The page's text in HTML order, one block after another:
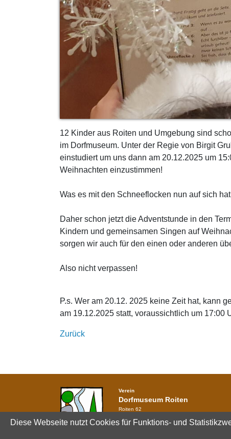
12 Kinder aus Roiten und Umgebung sind
im Dorfmuseum. Unter der Regie von Birgit
einstudiert um uns dann am 20.12.2025 um
Weihnachten einzustimmen!
Was es mit den Schneeflocken nun auf sich
Daher schon jetzt die Adventstunde in den
Kindern und gemeinsamen Singen auf
sorgen wir auch für den einen oder anderen
Also nicht verpassen!
P.s. Wer am 20.12. 2025 keine Zeit hat, kann
am 19.12.2025 statt, voraussichtlich um 17:00
Zurück
Verein
Dorfmuseum Roiten
Roiten 62
Diese Webseite nutzt Cookies für Funktions- und